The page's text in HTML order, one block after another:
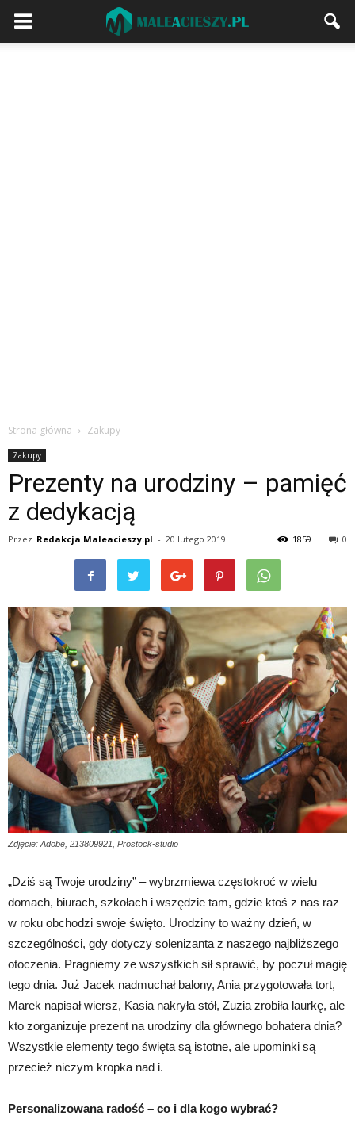
Strona główna Zakupy
Zakupy
Prezenty na urodziny – pamięć
z dedykacją
Przez Redakcja Maleacieszy.pl - 20 lutego 2019 0
1859
Zdjęcie: Adobe, 213809921, Prostock-studio
„Dziś są Twoje urodziny” – wybrzmiewa częstokroć w wielu
domach, biurach, szkołach i wszędzie tam, gdzie ktoś z nas raz
w roku obchodzi swoje święto. Urodziny to ważny dzień, w
szczególności, gdy dotyczy solenizanta z naszego najbliższego
otoczenia. Pragniemy ze wszystkich sił sprawić, by poczuł magię
tego dnia. Już Jacek nadmuchał balony, Ania przygotowała tort,
Marek napisał wiersz, Kasia nakryła stół, Zuzia zrobiła laurkę, ale
kto zorganizuje prezent na urodziny dla głównego bohatera dnia?
Wszystkie elementy tego święta są istotne, ale upominki są
przecież niczym kropka nad i.
Personalizowana radość – co i dla kogo wybrać?